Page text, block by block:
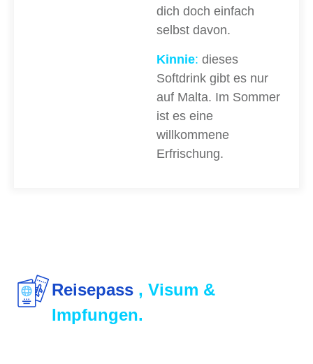
dich doch einfach
selbst davon.
Kinnie: dieses
Softdrink gibt es nur
auf Malta. Im Sommer
ist es eine
willkommene
Erfrischung.
Reisepass , Visum &
Impfungen.